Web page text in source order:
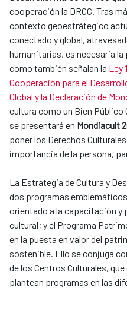
cooperación la DRCC. Tras
contexto geoestrátegico
conectado y global,
humanitarias, es necesaria
como también señalan la Ley
Cooperación para el
Global y la Declaración de
cultura como un Bien Público
se presentará en Mondiacult
poner los Derechos
importancia de la persona,
La Estrategia de Cultura y
dos programas
orientado a la capacitación
cultural; y el Programa
en la puesta en valor del
sostenible. Ello se conjuga
de los Centros Culturales,
plantean programas en las